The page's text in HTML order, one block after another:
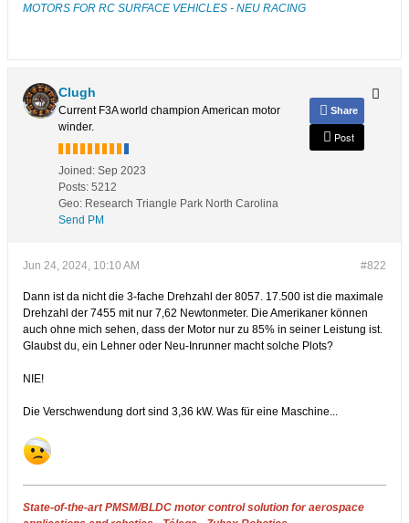
MOTORS FOR RC SURFACE VEHICLES - NEU RACING
Clugh
Current F3A world champion American motor
winder.
Joined: Sep 2023
Posts: 5212
Geo: Research Triangle Park North Carolina
Send PM
Share
Post
#822
Jun 24, 2024, 10:10 AM
Dann ist da nicht die 3-fache Drehzahl der 8057. 17.500 ist die maximale
Drehzahl der 7455 mit nur 7,62 Newtonmeter. Die Amerikaner können
auch ohne mich sehen, dass der Motor nur zu 85% in seiner Leistung ist.
Glaubst du, ein Lehner oder Neu-Inrunner macht solche Plots?
NIE!​
Die Verschwendung dort sind 3,36 kW. Was für eine Maschine...​
State-of-the-art PMSM/BLDC motor control solution for aerospace